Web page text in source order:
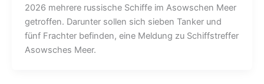
2026 mehrere russische Schiffe im Asowschen Meer
getroffen. Darunter sollen sich sieben Tanker und
fünf Frachter befinden, eine Meldung zu Schiffstreffer
Asowsches Meer.